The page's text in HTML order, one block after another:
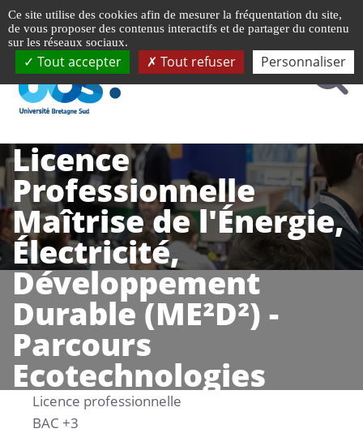
Licence
Professionnelle
Maîtrise de l'Énergie,
Électricité,
Développement
Durable (ME²D²) -
Parcours
Ecotechnologies
Licence professionnelle
BAC +3
Ce site utilise des cookies afin de mesurer la fréquentation du site,
de vous proposer des contenus interactifs et de partager du contenu
sur les réseaux sociaux.
Tout accepter Tout refuser Personnaliser